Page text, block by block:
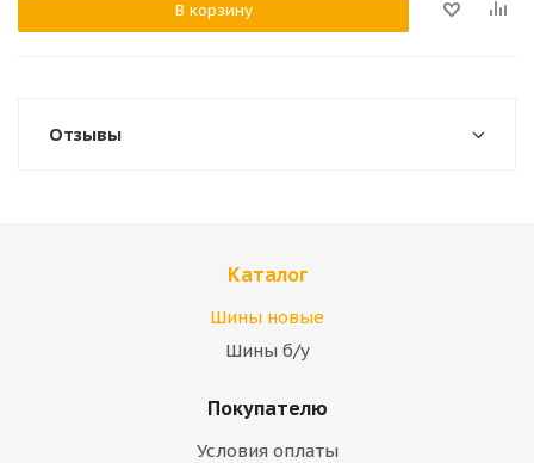
В корзину
Отзывы
Каталог
Шины новые
Шины б/у
Покупателю
Условия оплаты